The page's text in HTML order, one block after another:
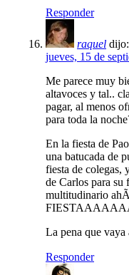
Responder
raquel dijo:
jueves, 15 de
Me parece muy
altavoces y tal..
pagar, al menos
para toda la
En la fiesta de
una batucada de
fiesta de colegas,
de Carlos para
multitudinario
La pena que
Responder